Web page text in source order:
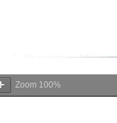
Zoom 100%